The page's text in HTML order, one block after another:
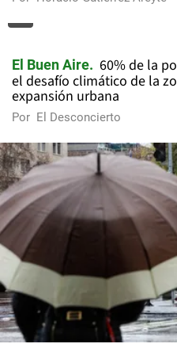
El Buen Aire
60% de la
el desafío climático de la
expansión urbana
Por El Desconcierto